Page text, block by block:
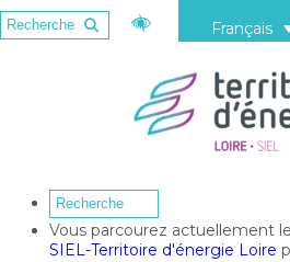
Français
Vous parcourez actuellement
SIEL-Territoire d'énergie Loire